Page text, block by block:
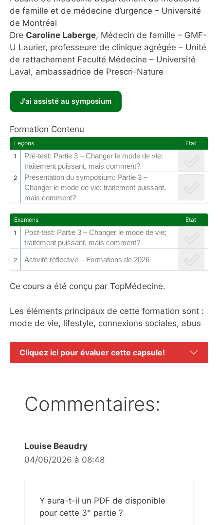
de famille et de médecine d’urgence – Université
de Montréal
Dre Caroline Laberge, Médecin de famille – GMF-
U Laurier, professeure de clinique agrégée – Unité
de rattachement Faculté Médecine – Université
Laval, ambassadrice de Prescri-Nature
Formation Contenu
Leçons
Etat
1
Pré-test: Partie 3 – Changer le mode de vie:
traitement puissant, mais comment?
2
Présentation du symposium: Partie 3 –
Changer le mode de vie: traitement puissant,
mais comment?
Examens
Etat
1
Post-test: Partie 3 – Changer le mode de vie:
traitement puissant, mais comment?
2 Activité réflective – Formations de 2026
Ce cours a été conçu par TopMédecine.
Les éléments principaux de cette formation sont :
mode de vie, lifestyle, connexions sociales, abus
Cliquez ici pour évaluer cette capsule!
Commentaires:
Louise Beaudry
04/06/2026 à 08:48
Y aura-t-il un PDF de disponible
pour cette 3° partie ?